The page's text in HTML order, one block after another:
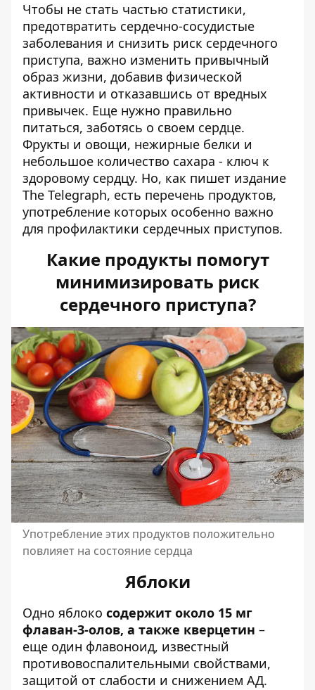
Чтобы не стать частью статистики,
предотвратить сердечно-сосудистые
заболевания и снизить риск сердечного
приступа, важно изменить привычный
образ жизни, добавив физической
активности и отказавшись от вредных
привычек. Еще нужно правильно
питаться, заботясь о своем сердце.
Фрукты и овощи, нежирные белки и
небольшое количество сахара - ключ к
здоровому сердцу. Но, как пишет издание
The Telegraph, есть перечень продуктов,
употребление которых особенно важно
для профилактики сердечных приступов.
Какие продукты помогут
минимизировать риск
сердечного приступа?
Употребление этих продуктов положительно
повлияет на состояние сердца
Яблоки
Одно яблоко содержит около 15 мг
флаван-3-олов, а также кверцетин –
еще один флавоноид, известный
противовоспалительными свойствами,
защитой от слабости и снижением АД.